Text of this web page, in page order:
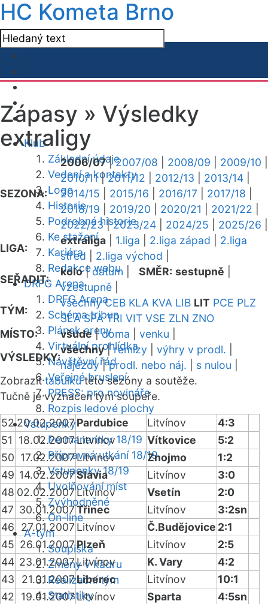
HC Kometa Brno
Klub
Základní údaje
Vedení a kontakty
Logo
Historie
Podrobná historie
Ke stažení
Kariéra
Redakce webu
DRFG Arena
DRFG Arena
Schéma tribun
Plánek areny
Virtuální prohlídka
Návštěvní řád
Veřejné bruslení
PRESS: pro novináře
Rozpis ledové plochy
Vstupenky
Permanentky 18/19
Přípravná utkání 18/19
Vstupenky 18/19
Uvolňování míst
Zvýhodněné
On-line
A-tým
Soupiska
Změny v kádru
Realizační tým
Statistiky
Zápasy » Výsledky
extraligy
SEZONA:
2006/07|2007/08 2008/09 2009/10
2010/11|2011/12 2012/13 2013/14
2014/15
2015/16 2016/17 2017/18
2018/19
2019/20 2020/21 2021/22
2022/23|2023/24 2024/25 2025/26
LIGA:
extraliga 1.liga 2.liga západ
2.liga
střed
2.liga východ
SEŘADIT:
kolo|datum SMĚR: sestupně
vzestupně
TÝM:
všechny CEB KLA KVA LIB LIT PCE PLZ
SLA SPA TRI VIT VSE ZLN ZNO
MÍSTO:
všude|doma venku
VÝSLEDKY:
všechny|remízy výhry v prodl.
nájezdy|prodl. nebo náj. s nulou
Zobrazittabulkutéto sezóny a soutěže.
Tučně je vyznačen tým soupeře.
52 20.02.2007Pardubice Litvínov
4:3
51
18.02.2007Litvínov Vítkovice
5:2
50 17.02.2007Litvínov Znojmo
1:2
49 14.02.2007Slavia Litvínov
3:0
48 02.02.2007 Litvínov Vsetín
2:0
47 30.01.2007Třinec Litvínov
3:2sn
46
27.01.2007 Litvínov Č.Budějovice 2:1
45 26.01.2007Plzeň Litvínov
2:5
44 23.01.2007Litvínov K. Vary
4:2
43
21.01.2007Liberec Litvínov
10:1
42
19.01.2007Litvínov Sparta
4:5sn